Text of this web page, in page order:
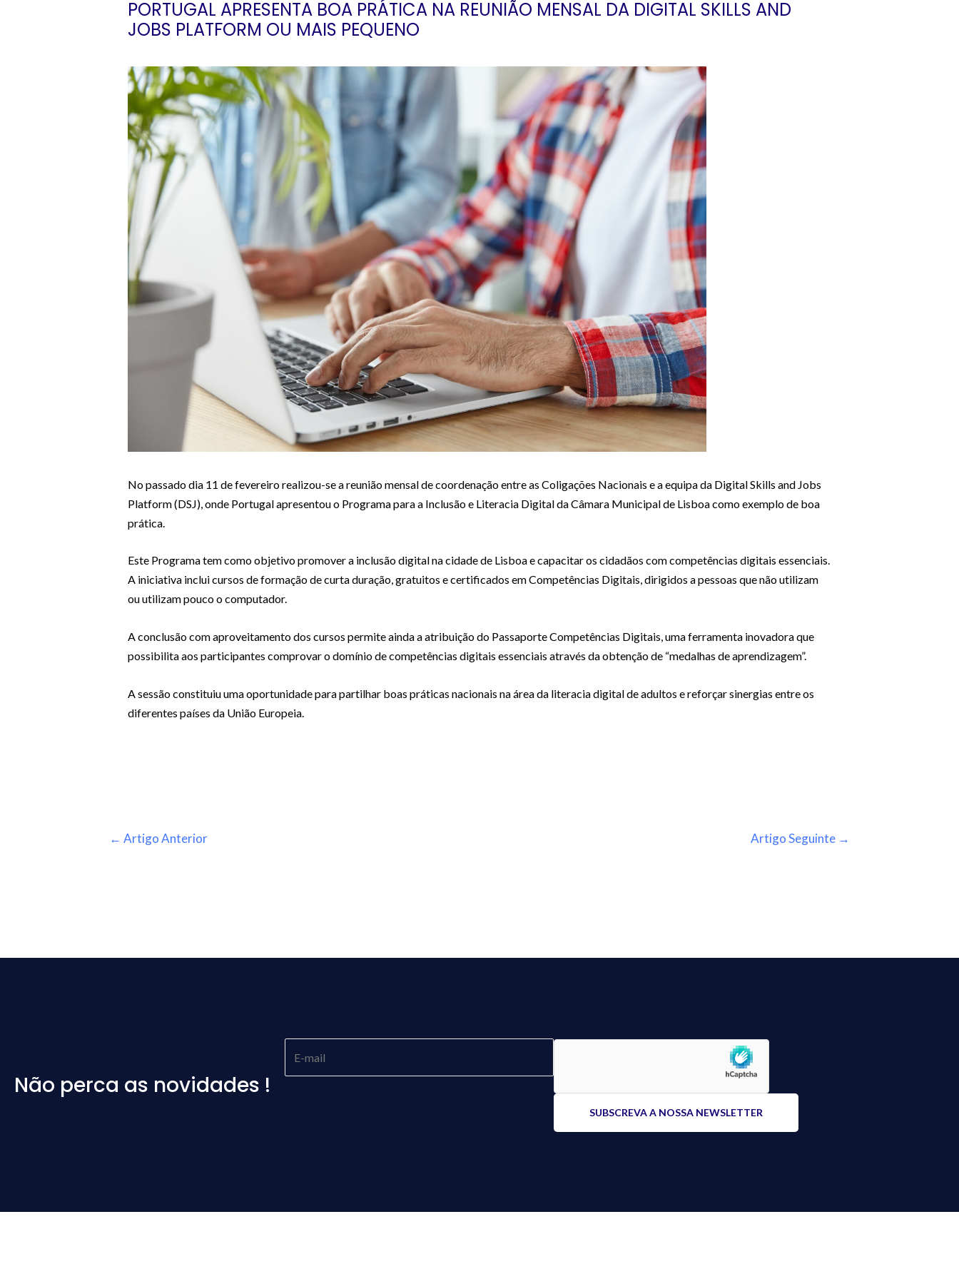
PORTUGAL APRESENTA BOA PRÁTICA NA REUNIÃO MENSAL DA DIGITAL SKILLS AND
JOBS PLATFORM OU MAIS PEQUENO
No passado dia 11 de fevereiro realizou-se a reunião mensal de coordenação entre as Coligações Nacionais e a equipa da Digital Skills and Jobs
Platform (DSJ), onde Portugal apresentou o Programa para a Inclusão e Literacia Digital da Câmara Municipal de Lisboa como exemplo de boa
prática.
Este Programa tem como objetivo promover a inclusão digital na cidade de Lisboa e capacitar os cidadãos com competências digitais essenciais.
A iniciativa inclui cursos de formação de curta duração, gratuitos e certificados em Competências Digitais, dirigidos a pessoas que não utilizam
ou utilizam pouco o computador.
A conclusão com aproveitamento dos cursos permite ainda a atribuição do Passaporte Competências Digitais, uma ferramenta inovadora que
possibilita aos participantes comprovar o domínio de competências digitais essenciais através da obtenção de “medalhas de aprendizagem”.
A sessão constituiu uma oportunidade para partilhar boas práticas nacionais na área da literacia digital de adultos e reforçar sinergias entre os
diferentes países da União Europeia.
← Artigo Anterior Artigo Seguinte →
Não perca as novidades !